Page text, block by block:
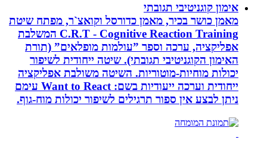
אימון קוגניטיבי תגובתי
מאמן כושר בכיר, מאמן כדורסל וקואצ`ר, מפתח שיטת
C.R.T - Cognitive Reaction Training המשלבת
אפליקציה, ערכה וספר ”עולמות מופלאים” (תורת
האימון הקוגניטיבי תגובתי). שיטה ייחודית לשיפור
יכולות מוחיות-מוטוריות. השיטה משולבת אפליקציה
ייחודית וערכה ייעודיות בשם: Want to React עימם
ניתן לבצע אין ספור תרגילים לשיפור יכולות מוח-גוף.